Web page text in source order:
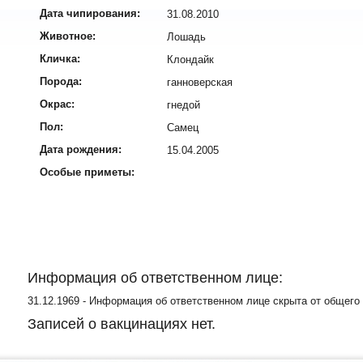
Дата чипирования:
31.08.2010
Животное:
Лошадь
Кличка:
Клондайк
Порода:
ганноверская
Окрас:
гнедой
Пол:
Самец
Дата рождения:
15.04.2005
Особые приметы:
Информация об ответственном лице:
31.12.1969 - Информация об ответственном лице скрыта от общего
Записей о вакцинациях нет.